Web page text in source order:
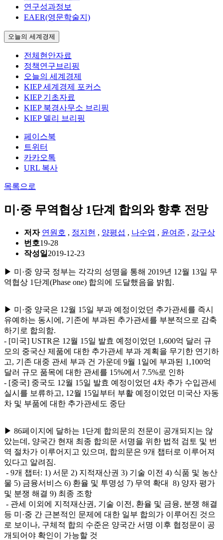
연구성과정보
EAER(영문학술지)
오늘의 세계경제
전체현안자료
정책연구브리핑
오늘의 세계경제
KIEP 세계경제 포커스
KIEP 기초자료
KIEP 북경사무소 브리핑
KIEP 델리 브리핑
페이스북
트위터
카카오톡
URL 복사
목록으로
미·중 무역협상 1단계 합의와 향후 전망
저자 연원호 , 정지현 , 양평섭 , 나수엽 , 윤여준 , 강구상
번호19-28
작성일 2019-12-23
▶ 미·중 양국 정부는 각각의 성명을 통해 2019년 12월 13일 무
역협상 1단계(Phase one) 합의에 도달했음을 밝힘.
▶ 미·중 양국은 12월 15일 부과 예정이었던 추가관세를 즉시
유예하는 동시에, 기존에 부과된 추가관세를 부분적으로 감축
하기로 합의함.
- [미국] USTR은 12월 15일 발효 예정이었던 1,600억 달러 규
모의 중국산 제품에 대한 추가관세 부과 계획을 무기한 연기하
고, 기존 대중 관세 부과 건 가운데 9월 1일에 부과된 1,100억
달러 규모 품목에 대한 관세를 15%에서 7.5%로 인하
- [중국] 중국도 12월 15일 발효 예정이었던 4차 추가 수입관세
실시를 보류하고, 12월 15일부터 부활 예정이었던 미국산 자동
차 및 부품에 대한 추가관세도 중단
▶ 86페이지에 달하는 1단계 합의문의 전문이 공개되지는 않
았는데, 양국간 현재 최종 합의문 서명을 위한 법적 검토 및 번
역 절차가 이루어지고 있으며, 합의문은 9개 챕터로 이루어져
있다고 알려짐.
- 9개 챕터: 1) 서문 2) 지적재산권 3) 기술 이전 4) 식품 및 농산
물 5) 금융서비스 6) 환율 및 투명성 7) 무역 확대 8) 양자 평가
및 분쟁 해결 9) 최종 조항
- 관세 이외에 지적재산권, 기술 이전, 환율 및 금융, 분쟁 해결
등 미·중 간 근본적인 문제에 대한 일부 합의가 이루어진 것으
로 보이나, 구체적 합의 수준은 양국간 서명 이후 협정문이 공
개되어야 확인이 가능할 것